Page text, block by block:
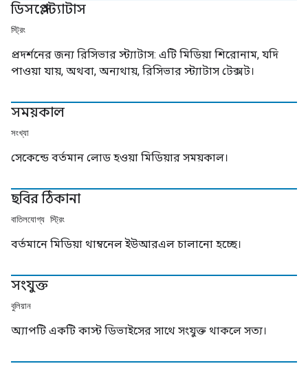
ডিসপ্লে স্ট্যাটাস
স্ট্রিং
প্রদর্শনের জন্য রিসিভার স্ট্যাটাস: এটি মিডিয়া শিরোনাম, যদি
পাওয়া যায়, অথবা, অন্যথায়, রিসিভার স্ট্যাটাস টেক্সট।
সময়কাল
সংখ্যা
সেকেন্ডে বর্তমান লোড হওয়া মিডিয়ার সময়কাল।
ছবির ঠিকানা
বাতিলযোগ্য স্ট্রিং
বর্তমানে মিডিয়া থাম্বনেল ইউআরএল চালানো হচ্ছে।
সংযুক্ত
বুলিয়ান
অ্যাপটি একটি কাস্ট ডিভাইসের সাথে সংযুক্ত থাকলে সত্য।